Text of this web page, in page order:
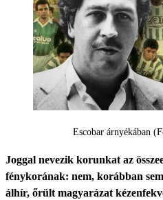
Escobar árnyékában
Joggal nevezik korunkat az
fénykorának: nem, korábban
álhír, őrült magyarázat